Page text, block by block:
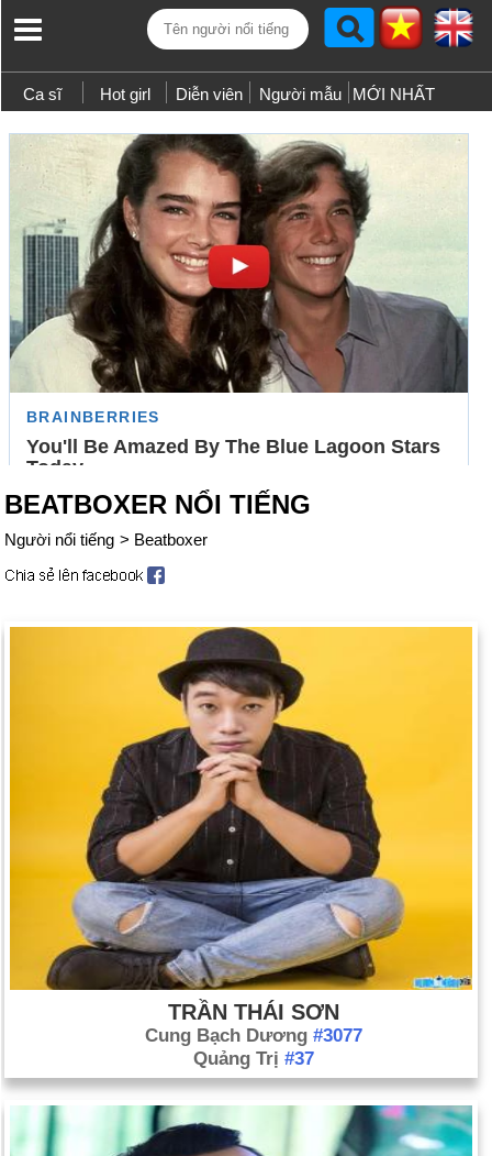
Ca sĩ Hot girl Diễn viên Người mẫu MỚI NHẤT
BEATBOXER NỔI TIẾNG
Người nổi tiếng > Beatboxer
TRẦN THÁI SƠN
Cung Bạch Dương #3077
Quảng Trị #37